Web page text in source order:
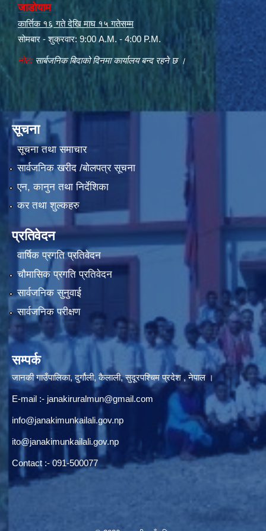
जाडोयाम
कार्त्तिक १६ गते देखि माघ १५ गतेसम्म
सोमबार - शुक्रवार: 9:00 A.M. - 4:00 P.M.
नोट: सार्बजनिक बिदाको दिनमा कार्यालय बन्द रहने छ ।
सूचना
सूचना तथा समाचार
सार्वजनिक खरीद /बोलपत्र सूचना
एन, कानुन तथा निर्देशिका
कर तथा शुल्कहरु
प्रतिवेदन
वार्षिक प्रगति प्रतिवेदन
चौमासिक प्रगति प्रतिवेदन
सार्वजनिक सुनुवाई
सार्वजनिक परीक्षण
सम्पर्क
जानकी गाउँपालिका, दुर्गौली, कैलाली, सुदूरपश्चिम प्रदेश , नेपाल ।
E-mail :- janakiruralmun@gmail.com
info@janakimunkailali.gov.np
ito@janakimunkailali.gov.np
Contact :- 091-500077